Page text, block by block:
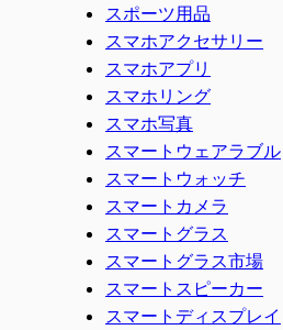
スポーツ用品
スマホアクセサリー
スマホアプリ
スマホリング
スマホ写真
スマートウェアラブル
スマートウォッチ
スマートカメラ
スマートグラス
スマートグラス市場
スマートスピーカー
スマートディスプレイ